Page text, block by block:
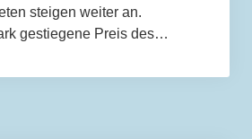
steigen weiter an.
gestiegene Preis des…